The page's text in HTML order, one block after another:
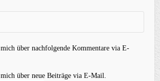
über nachfolgende Kommentare via E-
über neue Beiträge via E-Mail.